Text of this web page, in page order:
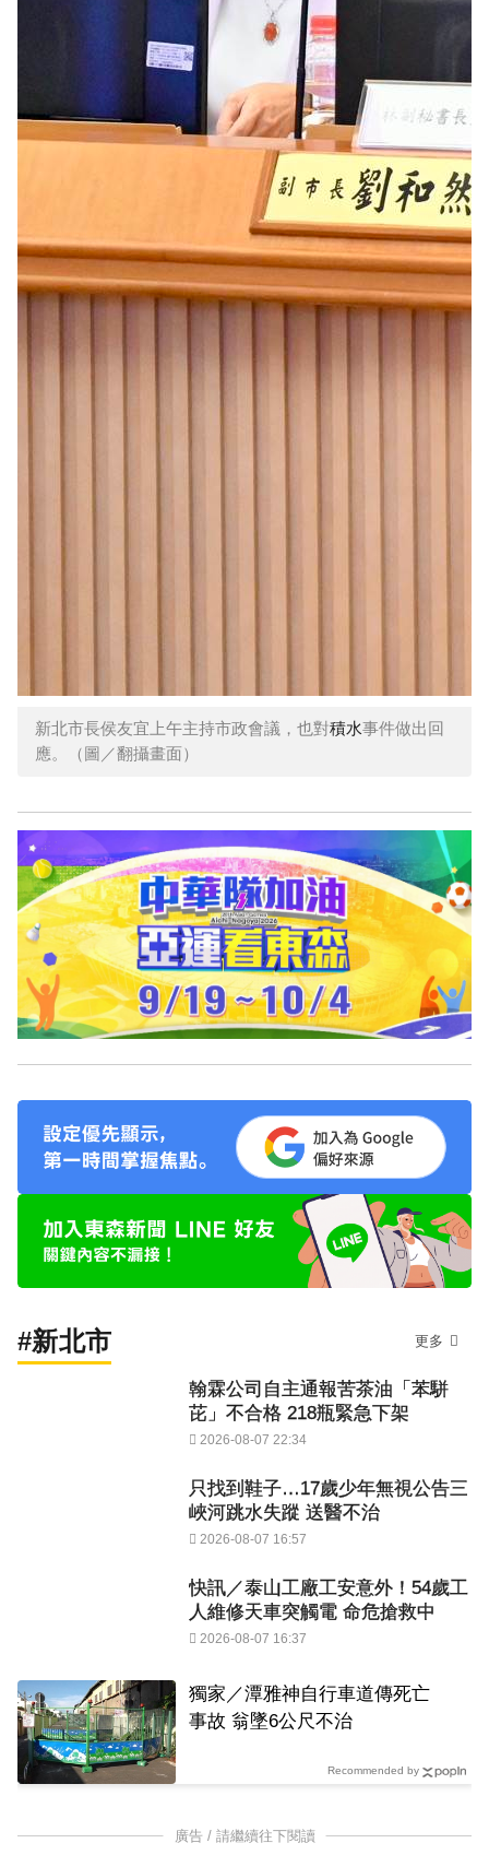
新北市長侯友宜上午主持市政會議，也對積水事件做出回
應。（圖／翻攝畫面）
#新北市 更多
翰霖公司自主通報苦茶油「苯駢
芘」不合格 218瓶緊急下架
2026-08-07 22:34
只找到鞋子…17歲少年無視公告三
峽河跳水失蹤 送醫不治
2026-08-07 16:57
快訊／泰山工廠工安意外！54歲工
人維修天車突觸電 命危搶救中
2026-08-07 16:37
獨家／潭雅神自行車道傳死亡
事故 翁墜6公尺不治
Recommended by
廣告 / 請繼續往下閱讀